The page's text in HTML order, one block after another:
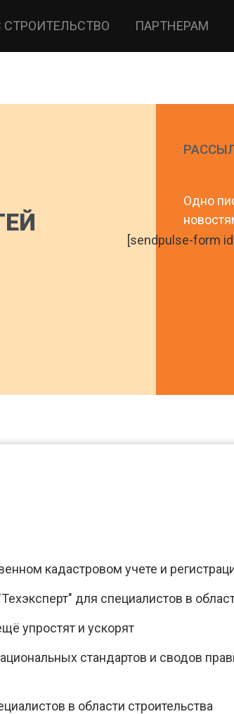
СТРОИТЕЛЬСТВО ПАРТНЕРАМ
Одно
[sendpulse-form
кадастровом учете и
для специалистов в
упростят и ускорят
стандартов и сводов
в области строительства